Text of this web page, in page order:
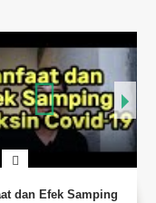
dan Efek Samping